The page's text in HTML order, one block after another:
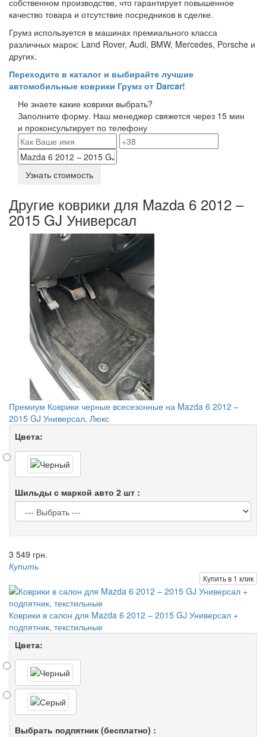
собственном производстве, что гарантирует повышенное
качество товара и отсутствие посредников в сделке.
Грумз используется в машинах премиального класса
различных марок: Land Rover, Audi, BMW, Mercedes, Porsche и
других.
Переходите в каталог и выбирайте лучшие
автомобильные коврики Грумз от Darcar!
Не знаете какие коврики выбрать?
Заполните форму. Наш менеджер свяжется через 15 мин
и проконсультирует по телефону
Узнать стоимость
Другие коврики для Mazda 6 2012 –
2015 GJ Универсал
Премиум Коврики черные всесезонные на Mazda 6 2012 –
2015 GJ Универсал, Люкс
Цвета:
Шильды с маркой авто 2 шт :
3 549 грн.
Купить
Купить в 1 клик
Коврики в салон для Mazda 6 2012 – 2015 GJ Универсал +
подпятник, текстильные
Цвета:
Выбрать подпятник (бесплатно) :